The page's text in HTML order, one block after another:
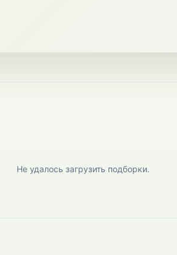
Не удалось загрузить подборки.